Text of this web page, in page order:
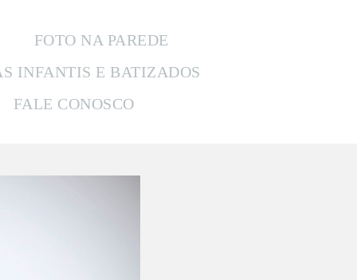
FOTO NA PAREDE
INFANTIS E BATIZADOS
FALE CONOSCO